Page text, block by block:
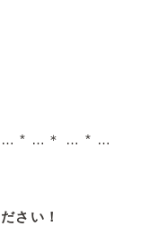
* …＊ … * …
さい！